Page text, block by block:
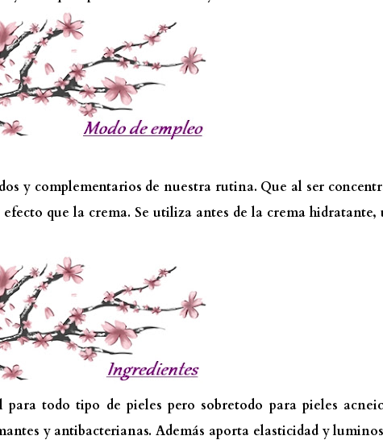
y complementarios de nuestra rutina. Que al ser
que la crema. Se utiliza antes de la crema hidratante,
todo tipo de pieles pero sobretodo para pieles
y antibacterianas. Además aporta elasticidad y